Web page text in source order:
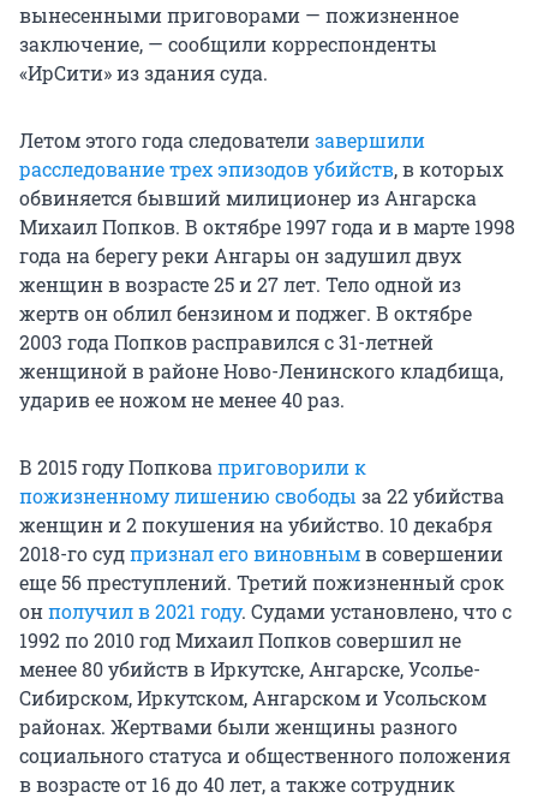
вынесенными приговорами — пожизненное
заключение, — сообщили корреспонденты
«ИрСити» из здания суда.
Летом этого года следователизавершили
расследование трех эпизодов убийств, в которых
обвиняется бывший милиционер из Ангарска
Михаил Попков. В октябре 1997 года и в марте 1998
года на берегу реки Ангары он задушил двух
женщин в возрасте 25 и 27 лет. Тело одной из
жертв он облил бензином и поджег. В октябре
2003 года Попков расправился с 31-летней
женщиной в районе Ново-Ленинского кладбища,
ударив ее ножом не менее 40 раз.
В 2015 году Попкова приговорили к
пожизненному лишению свободы за 22 убийства
женщин и 2 покушения на убийство. 10 декабря
2018-го судпризнал его виновнымв совершении
еще 56 преступлений. Третий пожизненный срок
онполучил в 2021 году. Судами установлено, что с
1992 по 2010 год Михаил Попков совершил не
менее 80 убийств в Иркутске, Ангарске, Усолье-
Сибирском, Иркутском, Ангарском и Усольском
районах. Жертвами были женщины разного
социального статуса и общественного положения
в возрасте от 16 до 40 лет, а также сотрудник